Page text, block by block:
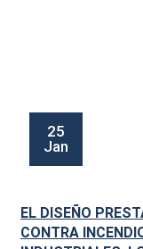
25
Jan
EL DISEÑO
CONTRA